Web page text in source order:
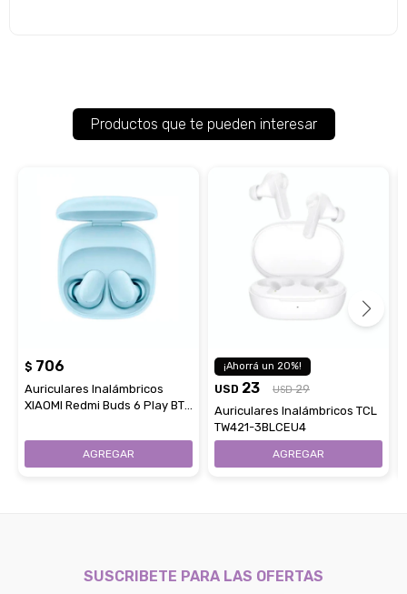
Productos que te pueden interesar
$ 706
Auriculares Inalámbricos
XIAOMI Redmi Buds 6 Play BT -
20
USD 23 USD 29
Auriculares Inalámbricos TCL
TW421-3BLCEU4
SUSCRIBETE PARA LAS OFERTAS